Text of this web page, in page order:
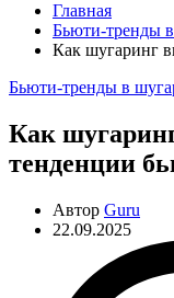
Главная
Бьюти-тренды
Как шугаринг
Рубрики
Бьюти-тренды в
Как
тенденции
Автор Guru
22.09.2025